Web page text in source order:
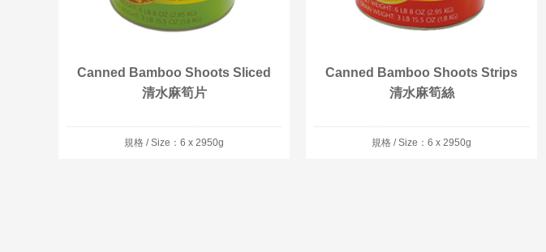
Canned Bamboo Shoots Sliced
清水麻筍片
規格 / Size：6 x 2950g
Canned Bamboo Shoots Strips
清水麻筍絲
規格 / Size：6 x 2950g